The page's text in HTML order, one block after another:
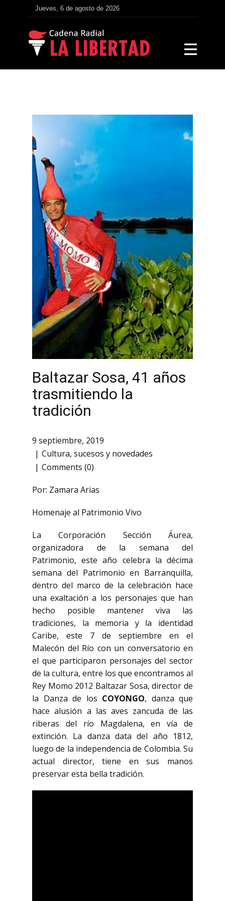
Jueves, 6 de agosto de 2026
Baltazar Sosa, 41 años
trasmitiendo la
tradición
9 septiembre, 2019
Cultura, sucesos y novedades
Comments (0)
Por: Zamara Arias
Homenaje al Patrimonio Vivo
La Corporación Sección Áurea,
organizadora de la semana del
Patrimonio, este año celebra la décima
semana del Patrimonio en Barranquilla,
dentro del marco de la celebración hace
una exaltación a los personajes que han
hecho posible mantener viva las
tradiciones, la memoria y la identidad
Caribe, este 7 de septiembre en el
Malecón del Río con un conversatorio en
el que participaron personajes del sector
de la cultura, entre los que encontramos al
Rey Momo 2012 Baltazar Sosa, director de
la Danza de los COYONGO, danza que
hace alusión a las aves zancuda de las
riberas del río Magdalena, en vía de
extinción. La danza data del año 1812,
luego de la independencia de Colombia. Su
actual director, tiene en sus manos
preservar esta bella tradición.